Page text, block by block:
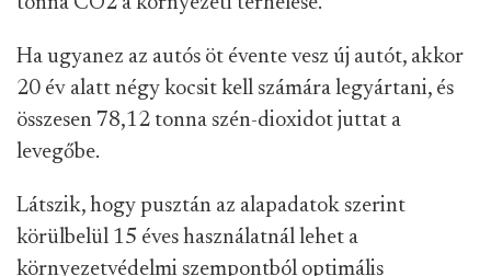
Ha ugyanez az autós öt évente vesz új autót, akkor
20 év alatt négy kocsit kell számára legyártani, és
összesen 78,12 tonna szén-dioxidot juttat a
levegőbe.
Látszik, hogy pusztán az alapadatok szerint
körülbelül 15 éves használatnál lehet a
környezetvédelmi szempontból optimális